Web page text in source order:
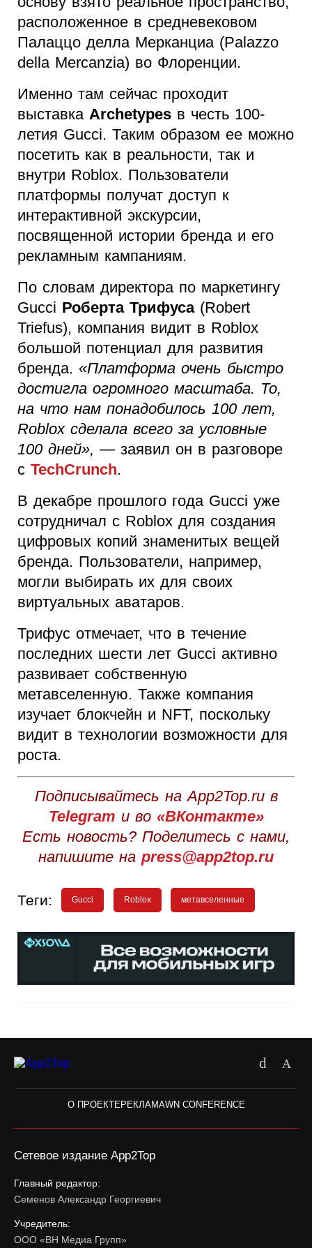
расположенное в средневековом
Палаццо делла Мерканциа (Palazzo
della Mercanzia) во Флоренции.
Именно там сейчас проходит
выставка Archetypes в честь 100-
летия Gucci. Таким образом ее можно
посетить как в реальности, так и
внутри Roblox. Пользователи
платформы получат доступ к
интерактивной экскурсии,
посвященной истории бренда и его
рекламным кампаниям.
По словам директора по маркетингу
Gucci Роберта Трифуса(Robert
Triefus), компания видит в Roblox
большой потенциал для развития
бренда. «Платформа очень быстро
достигла огромного масштаба. То,
на что нам понадобилось 100 лет,
Roblox сделала всего за условные
100 дней», — заявил он в разговоре
с TechCrunch.
В декабре прошлого года Gucci уже
сотрудничал с Roblox для создания
цифровых копий знаменитых вещей
бренда. Пользователи, например,
могли выбирать их для своих
виртуальных аватаров.
Трифус отмечает, что в течение
последних шести лет Gucci активно
развивает собственную
метавселенную. Также компания
изучает блокчейн и NFT, поскольку
видит в технологии возможности для
роста.
Подписывайтесь на App2Top.ru в
Telegram и во «ВКонтакте»
Есть новость? Поделитесь с нами,
напишите на press@app2top.ru
Теги: Gucci Roblox метавселенные
О ПРОЕКТЕРЕКЛАМАWN CONFERENCE
Сетевое издание App2Top
Главный редактор:
Семенов Александр Георгиевич
Учредитель:
ООО «ВН Медиа Групп»